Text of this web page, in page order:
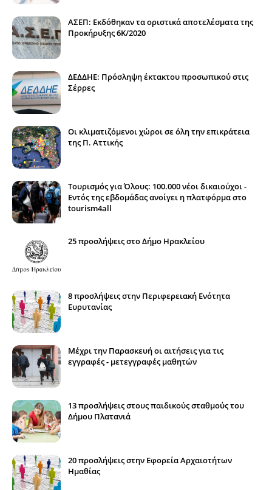
ΑΣΕΠ: Εκδόθηκαν τα οριστικά αποτελέσματα της
Προκήρυξης 6Κ/2020
ΔΕΔΔΗΕ: Πρόσληψη έκτακτου προσωπικού στις
Σέρρες
Οι κλιματιζόμενοι χώροι σε όλη την επικράτεια
της Π. Αττικής
Τουρισμός για Όλους: 100.000 νέοι δικαιούχοι -
Εντός της εβδομάδας ανοίγει η πλατφόρμα στο
tourism4all
25 προσλήψεις στο Δήμο Ηρακλείου
8 προσλήψεις στην Περιφερειακή Ενότητα
Ευρυτανίας
Μέχρι την Παρασκευή οι αιτήσεις για τις
εγγραφές - μετεγγραφές μαθητών
13 προσλήψεις στους παιδικούς σταθμούς του
Δήμου Πλατανιά
20 προσλήψεις στην Εφορεία Αρχαιοτήτων
Ημαθίας